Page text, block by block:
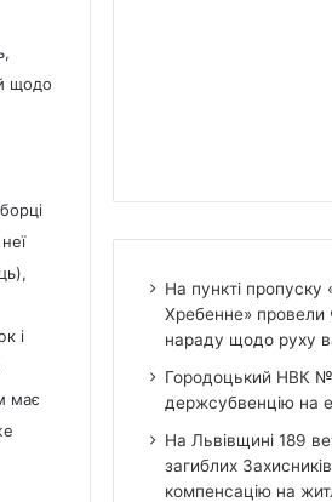
щодо
і
має
На пункті
Хребенне» провели
нараду щодо руху
Городоцький НВК
держсубвенцію на
На Львівщині 189
загиблих
компенсацію на